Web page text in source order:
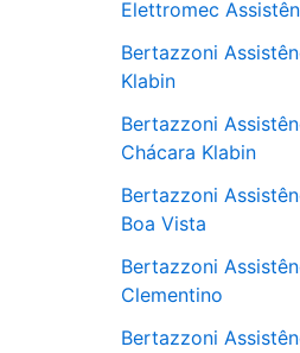
Elettromec
Bertazzoni
Klabin
Bertazzoni
Chácara Klabin
Bertazzoni
Boa Vista
Bertazzoni
Clementino
Bertazzoni